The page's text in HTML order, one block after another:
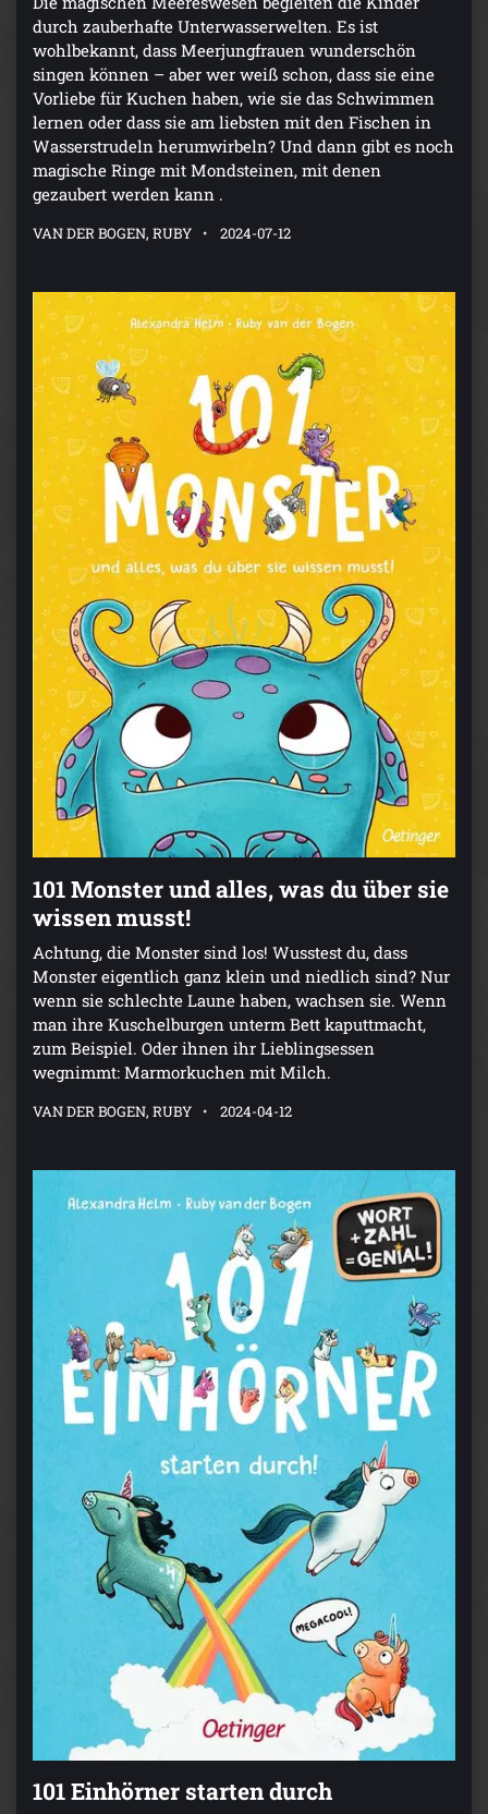
durch zauberhafte Unterwasserwelten. Es ist
wohlbekannt, dass Meerjungfrauen wunderschön
singen können – aber wer weiß schon, dass sie eine
Vorliebe für Kuchen haben, wie sie das Schwimmen
lernen oder dass sie am liebsten mit den Fischen in
Wasserstrudeln herumwirbeln? Und dann gibt es noch
magische Ringe mit Mondsteinen, mit denen
gezaubert werden kann .
VAN DER BOGEN, RUBY 2024-07-12
101 Monster und alles, was du über sie
wissen musst!
Achtung, die Monster sind los! Wusstest du, dass
Monster eigentlich ganz klein und niedlich sind? Nur
wenn sie schlechte Laune haben, wachsen sie. Wenn
man ihre Kuschelburgen unterm Bett kaputtmacht,
zum Beispiel. Oder ihnen ihr Lieblingsessen
wegnimmt: Marmorkuchen mit Milch.
VAN DER BOGEN, RUBY 2024-04-12
101 Einhörner starten durch